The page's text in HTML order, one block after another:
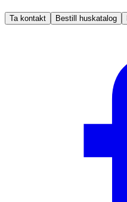
Ta kontakt Bestill huskatalog